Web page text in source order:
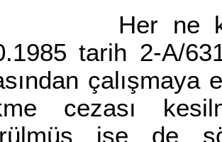
ne kadar
tarih 2-A/
cezası
ise de